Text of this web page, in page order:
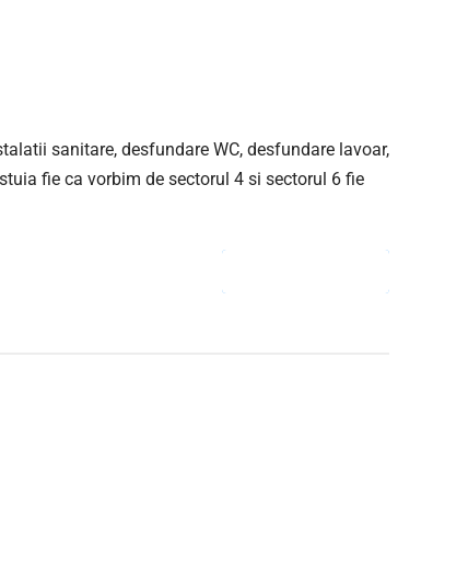
sanitare, desfundare WC, desfundare lavoar,
fie ca vorbim de sectorul 4 si sectorul 6 fie